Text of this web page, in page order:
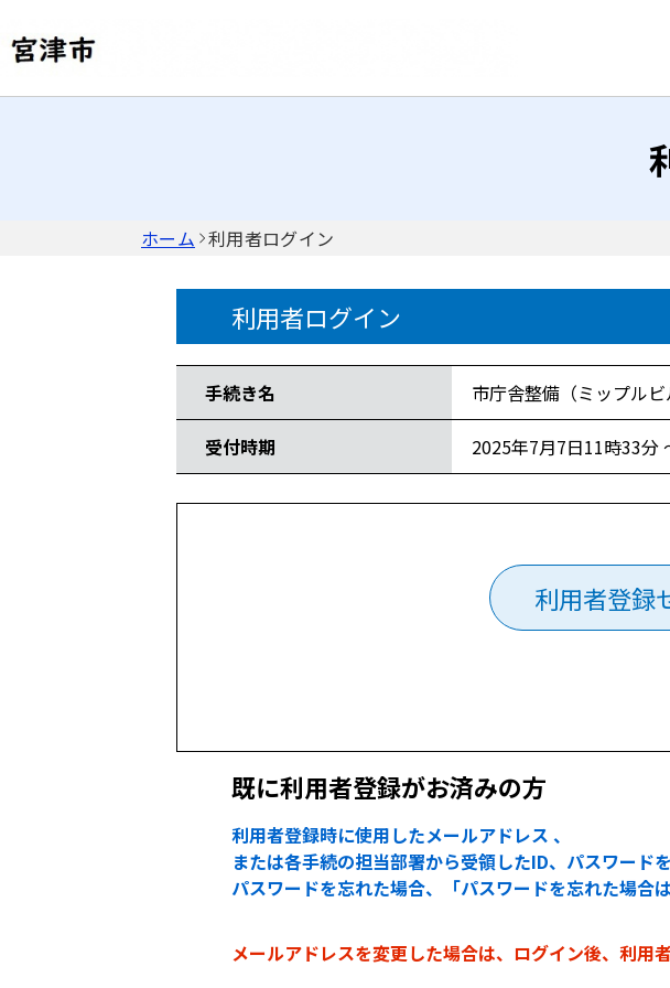
ホーム 利用者ログイン
利用者ログイン
手続き名 市庁舎整備（ミップル
受付時期 2025年7月7日11時33分
利用者登録
既に利用者登録がお済みの方
利用者登録時に使用したメールアドレス 、
または各手続の担当部署から受領したID、パスワード
パスワードを忘れた場合、「パスワードを忘れた場合
メールアドレスを変更した場合は、ログイン後、利用